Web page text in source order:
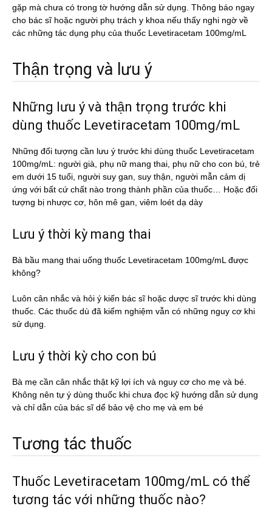
gặp mà chưa có trong tờ hướng dẫn sử dụng. Thông báo ngay
cho bác sĩ hoặc người phụ trách y khoa nếu thấy nghi ngờ về
các những tác dụng phụ của thuốc Levetiracetam 100mg/mL
Thận trọng và lưu ý
Những lưu ý và thận trọng trước khi
dùng thuốc Levetiracetam 100mg/mL
Những đối tượng cần lưu ý trước khi dùng thuốc Levetiracetam
100mg/mL: người già, phụ nữ mang thai, phụ nữ cho con bú, trẻ
em dưới 15 tuổi, người suy gan, suy thận, người mẫn cảm dị
ứng với bất cứ chất nào trong thành phần của thuốc… Hoặc đối
tượng bị nhược cơ, hôn mê gan, viêm loét dạ dày
Lưu ý thời kỳ mang thai
Bà bầu mang thai uống thuốc Levetiracetam 100mg/mL được
không?
Luôn cân nhắc và hỏi ý kiến bác sĩ hoặc dược sĩ trước khi dùng
thuốc. Các thuốc dù đã kiểm nghiệm vẫn có những nguy cơ khi
sử dụng.
Lưu ý thời kỳ cho con bú
Bà mẹ cần cân nhắc thật kỹ lợi ích và nguy cơ cho mẹ và bé.
Không nên tự ý dùng thuốc khi chưa đọc kỹ hướng dẫn sử dụng
và chỉ dẫn của bác sĩ dể bảo vệ cho mẹ và em bé
Tương tác thuốc
Thuốc Levetiracetam 100mg/mL có thể
tương tác với những thuốc nào?